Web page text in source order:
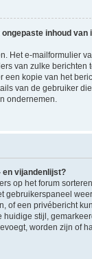
ongepaste inhoud van
Het e-mailformulier
van zulke berichten
een kopie van het
van de gebruiker
ondernemen.
en vijandenlijst?
op het forum
gebruikerspaneel
of een privébericht
stijl,
worden zijn of